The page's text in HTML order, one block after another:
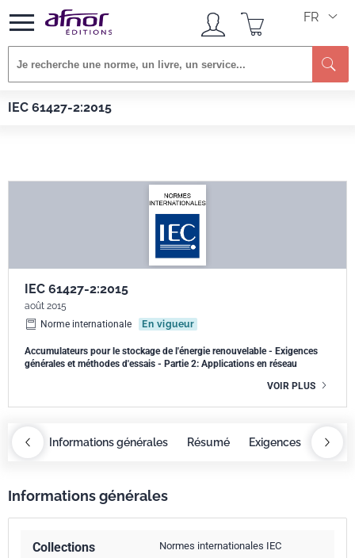
FR
IEC 61427-2:2015
Afnor EDITIONS Normes
IEC 61427-2:2015
août 2015
Norme internationale
En vigueur
Accumulateurs pour le stockage de l'énergie renouvelable - Exigences
générales et méthodes d'essais - Partie 2: Applications en réseau
VOIR PLUS
Informations générales Résumé Exigences
Informations générales
Collections Normes internationales IEC